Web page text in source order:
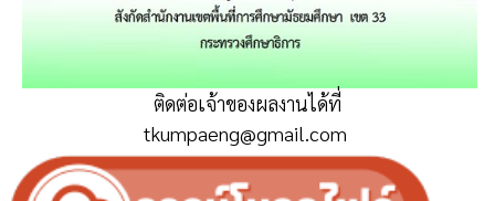
ติดต่อเจ้าของผลงานได้ที่
tkumpaeng@gmail.com